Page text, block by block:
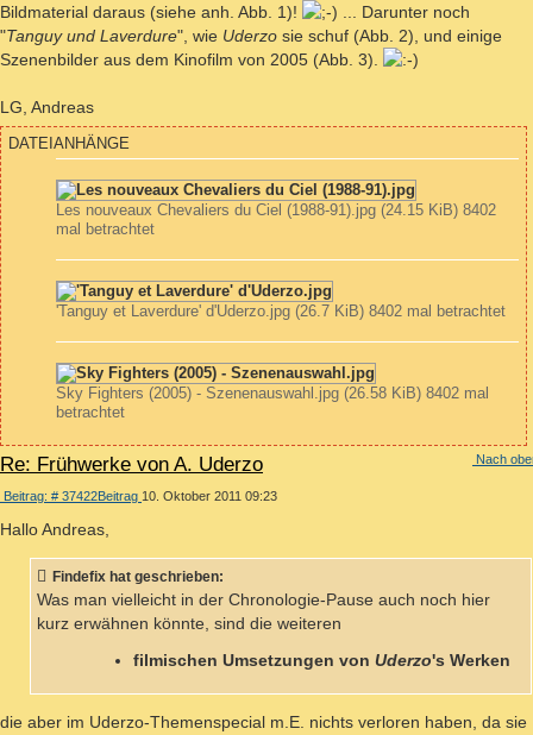
Bildmaterial daraus (siehe anh. Abb. 1)!
... Darunter noch
"Tanguy und Laverdure", wie Uderzo sie schuf (Abb. 2), und einige
Szenenbilder aus dem Kinofilm von 2005 (Abb. 3).
LG, Andreas
DATEIANHÄNGE
Les nouveaux Chevaliers du Ciel (1988-91).jpg (24.15 KiB) 8402
mal betrachtet
'Tanguy et Laverdure' d'Uderzo.jpg (26.7 KiB) 8402 mal betrachtet
Sky Fighters (2005) - Szenenauswahl.jpg (26.58 KiB) 8402 mal
betrachtet
Nach
Re: Frühwerke von A. Uderzo
Beitrag: # 37422Beitrag 10. Oktober 2011 09:23
Hallo Andreas,
Findefix hat geschrieben:
Was man vielleicht in der Chronologie-Pause auch noch hier
kurz erwähnen könnte, sind die weiteren
filmischen Umsetzungen von Uderzo's Werken
die aber im Uderzo-Themenspecial m.E. nichts verloren haben, da sie